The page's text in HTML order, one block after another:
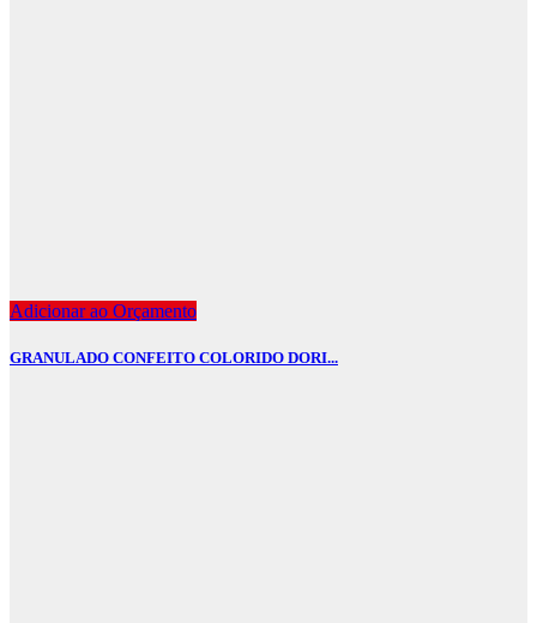
Adicionar ao Orçamento
GRANULADO CONFEITO COLORIDO DORI...